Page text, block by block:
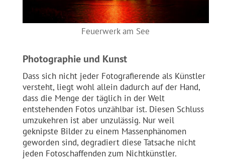
Feuerwerk am See
Photographie und Kunst
Dass sich nicht jeder Fotografierende als Künstler
versteht, liegt wohl allein dadurch auf der Hand,
dass die Menge der täglich in der Welt
entstehenden Fotos unzählbar ist. Diesen Schluss
umzukehren ist aber unzulässig. Nur weil
geknipste Bilder zu einem Massenphänomen
geworden sind, degradiert diese Tatsache nicht
jeden Fotoschaffenden zum Nichtkünstler.